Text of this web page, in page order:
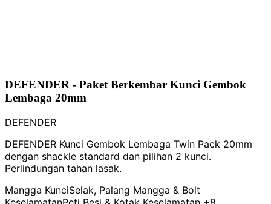
DEFENDER - Paket Berkembar Kunci Gembok
Lembaga 20mm
DEFENDER
DEFENDER Kunci Gembok Lembaga Twin Pack 20mm
dengan shackle standard dan pilihan 2 kunci.
Perlindungan tahan lasak.
Mangga KunciSelak, Palang Mangga & Bolt